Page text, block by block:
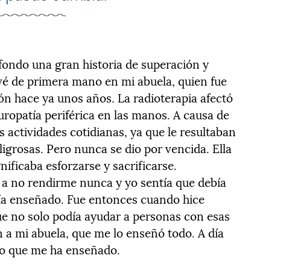
una gran historia de superación y
de primera mano en mi abuela, quien fue
hace ya unos años. La radioterapia afectó
periférica en las manos. A causa de
actividades cotidianas, ya que le resultaban
Pero nunca se dio por vencida. Ella
esforzarse y sacrificarse.
no rendirme nunca y yo sentía que debía
enseñado. Fue entonces cuando hice
no solo podía ayudar a personas con esas
mi abuela, que me lo enseñó todo. A día
que me ha enseñado.